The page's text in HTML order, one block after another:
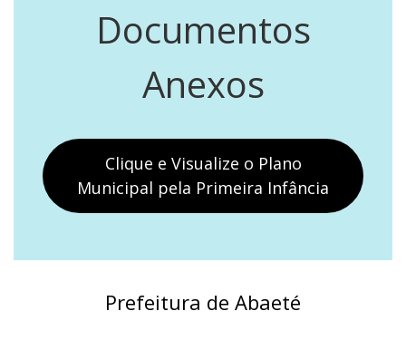
Documentos
Anexos
Clique e Visualize o Plano
Municipal pela Primeira Infância
Prefeitura de Abaeté